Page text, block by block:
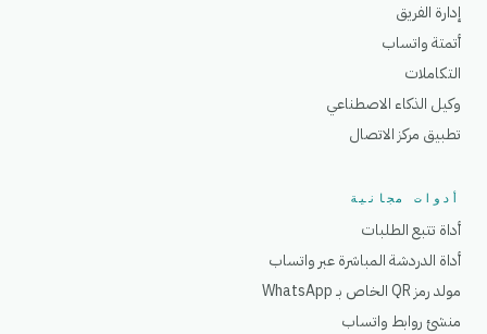
إدارة الفريق
أتمتة واتساب
التكاملات
وكيل الذكاء الاصطناعي
تطبيق مركز الاتصال
أدوات مجانية
أداة تتبع الطلبات
أداة الدردشة المباشرة عبر واتساب
مولد رمز QR الخاص بـ WhatsApp
منشئ روابط واتساب